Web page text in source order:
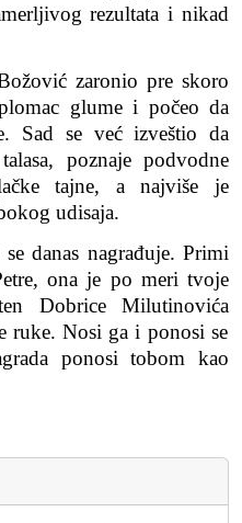
rezultata i nikad
zaronio pre skoro
glume i počeo da
Sad se već izveštio da
poznaje podvodne
tajne, a najviše je
udisaja.
danas nagrađuje. Primi
ona je po meri tvoje
Dobrice Milutinovića
ruke. Nosi ga i ponosi se
ponosi tobom kao